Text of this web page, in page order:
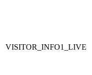
VISITOR_INFO1_LIVE